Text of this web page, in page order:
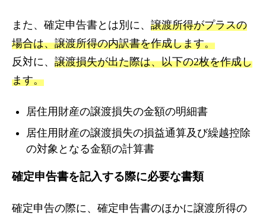
また、確定申告書とは別に、 譲渡所得がプラスの
場合は、譲渡所得の内訳書を作成します。
反対に、 譲渡損失が出た際は、以下の2枚を作成し
ます。
居住用財産の譲渡損失の金額の明細書
居住用財産の譲渡損失の損益通算及び繰越控除
の対象となる金額の計算書
確定申告書を記入する際に必要な書類
確定申告の際に、確定申告書のほかに譲渡所得の